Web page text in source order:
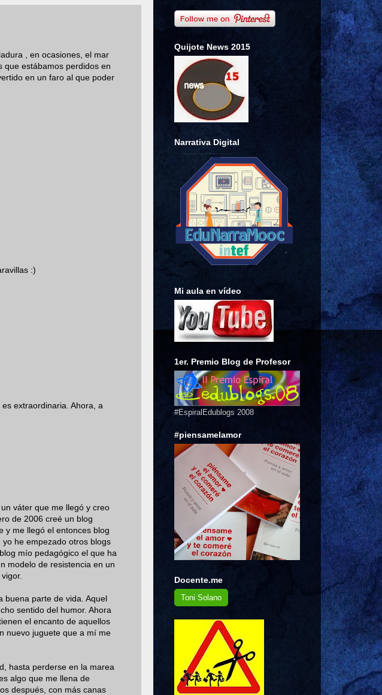
, en ocasiones, el mar
que estábamos perdidos en
en un faro al que poder
:)
extraordinaria. Ahora, a
váter que me llegó y creo
de 2006 creé un blog
y me llegó el entonces blog
he empezado otros blogs
mío pedagógico el que ha
modelo de resistencia en un
buena parte de vida. Aquel
sentido del humor. Ahora
el encanto de aquellos
nuevo juguete que a mí me
hasta perderse en la marea
algo que me llena de
después, con más canas
Quijote News 2015
Narrativa Digital
Mi aula en vídeo
1er. Premio Blog de Profesor
#EspiralEdublogs 2008
#piensamelamor
Docente.me
Toni Solano